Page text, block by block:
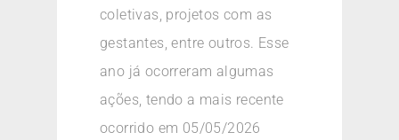
coletivas, projetos com as
gestantes, entre outros. Esse
ano já ocorreram algumas
ações, tendo a mais recente
ocorrido em 05/05/2026